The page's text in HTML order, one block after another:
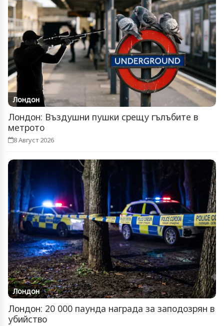
Лондон
Лондон: Въздушни пушки срещу гълъбите в
метрото
8 Август 2026
Лондон
Лондон: 20 000 паунда награда за заподозрян в
убийство